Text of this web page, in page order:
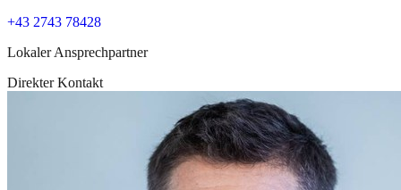
+43 2743 78428
Lokaler Ansprechpartner
Direkter Kontakt